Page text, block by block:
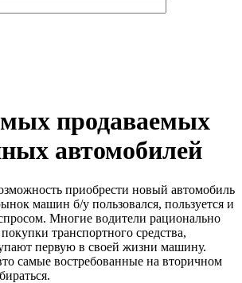
продаваемых
автомобилей
приобрести новый автомобиль
машин б/у пользовался, пользуется и
спросом. Многие водители рационально
транспортного средства,
первую в своей жизни машину.
самые востребованные на вторичном